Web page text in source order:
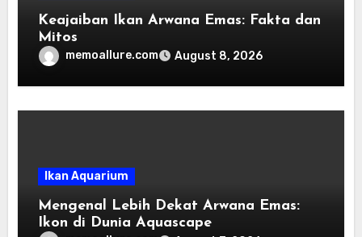
Keajaiban Ikan Arwana Emas: Fakta dan
Mitos
memoallure.com August 8, 2026
Ikan Aquarium
Mengenal Lebih Dekat Arwana Emas:
Ikon di Dunia Aquascape